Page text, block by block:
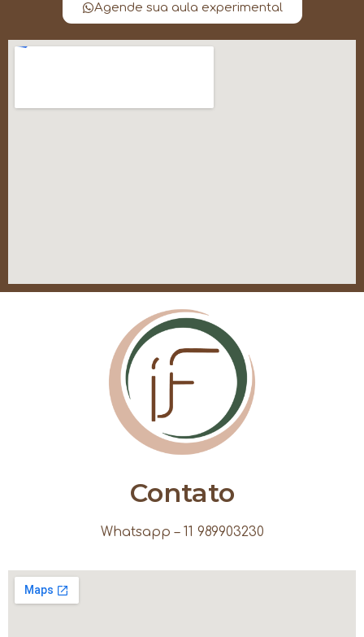
Agende sua aula experimental
Contato
Whatsapp – 11 989903230